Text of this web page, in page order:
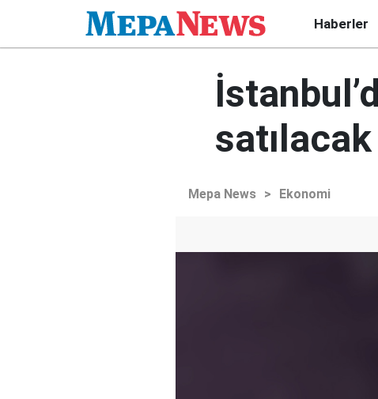
Haberler
satılacak
Mepa News > Ekonomi